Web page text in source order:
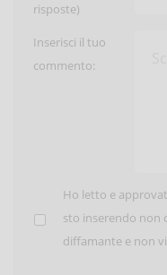
risposte)
Inserisci il tuo
commento:
Ho letto e
sto inserendo non
diffamante e non